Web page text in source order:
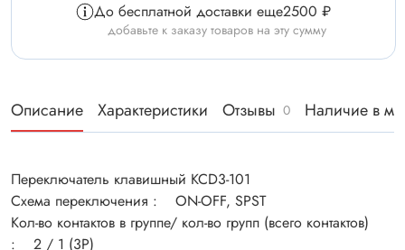
До бесплатной доставки еще2500 ₽
добавьте к заказу товаров на эту сумму
Описание Характеристики Отзывы 0 Наличие в
Переключатель клавишный KCD3-101
Схема переключения : ON-OFF, SPST
Кол-во контактов в группе/ кол-во групп (всего контактов)
: 2 / 1 (3P)